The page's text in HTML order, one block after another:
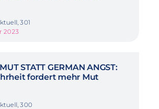
301
2023
STATT GERMAN ANGST:
fordert mehr Mut
300